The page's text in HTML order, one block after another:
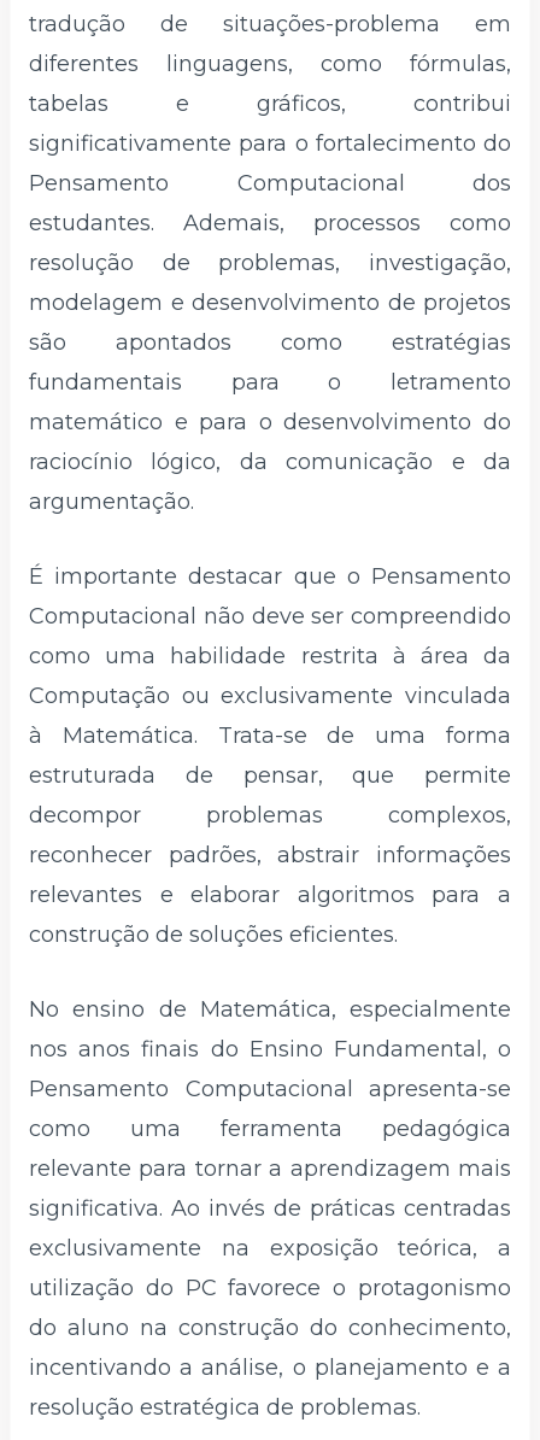
tradução de situações-problema em
diferentes linguagens, como fórmulas,
tabelas e gráficos, contribui
significativamente para o fortalecimento do
Pensamento Computacional dos
estudantes. Ademais, processos como
resolução de problemas, investigação,
modelagem e desenvolvimento de projetos
são apontados como estratégias
fundamentais para o letramento
matemático e para o desenvolvimento do
raciocínio lógico, da comunicação e da
argumentação.
É importante destacar que o Pensamento
Computacional não deve ser compreendido
como uma habilidade restrita à área da
Computação ou exclusivamente vinculada
à Matemática. Trata-se de uma forma
estruturada de pensar, que permite
decompor problemas complexos,
reconhecer padrões, abstrair informações
relevantes e elaborar algoritmos para a
construção de soluções eficientes.
No ensino de Matemática, especialmente
nos anos finais do Ensino Fundamental, o
Pensamento Computacional apresenta-se
como uma ferramenta pedagógica
relevante para tornar a aprendizagem mais
significativa. Ao invés de práticas centradas
exclusivamente na exposição teórica, a
utilização do PC favorece o protagonismo
do aluno na construção do conhecimento,
incentivando a análise, o planejamento e a
resolução estratégica de problemas.